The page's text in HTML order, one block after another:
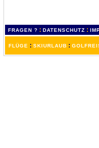
FRAGEN ? : DATENSCHUTZ :
FLÜGE : SKIURLAUB :